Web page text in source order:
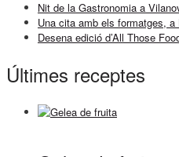
Nit de la Gastronomia a
Una cita amb els formatges, a
Desena edició d’All Those
Últimes receptes